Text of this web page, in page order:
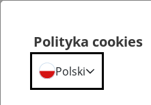
Polityka cookies
Polski